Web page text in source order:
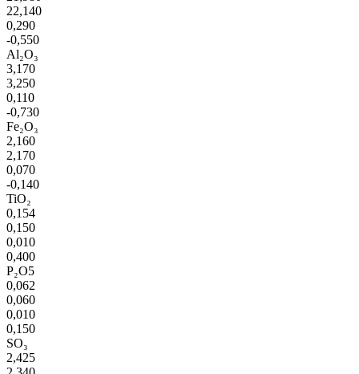
22,140
0,290
-0,550
Al₂O₃
3,170
3,250
0,110
-0,730
Fe₂O₃
2,160
2,170
0,070
-0,140
TiO₂
0,154
0,150
0,010
0,400
P₂O5
0,062
0,060
0,010
0,150
SO₃
2,425